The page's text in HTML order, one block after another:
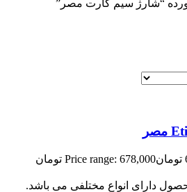
“شارژ سیم کارت مصر”
تومان
Price range: 678,000 تومان
دارای انواع مختلفی می باشد.